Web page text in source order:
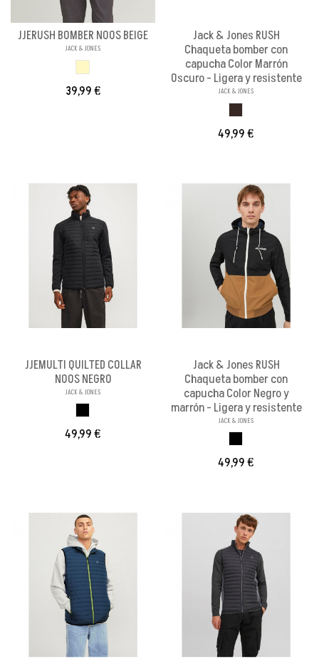
JJERUSH BOMBER NOOS BEIGE
JACK & JONES
39,99 €
Jack & Jones RUSH
Chaqueta bomber con
capucha Color Marrón
Oscuro - Ligera y resistente
JACK & JONES
49,99 €
JJEMULTI QUILTED COLLAR
NOOS NEGRO
JACK & JONES
49,99 €
Jack & Jones RUSH
Chaqueta bomber con
capucha Color Negro y
marrón - Ligera y resistente
JACK & JONES
49,99 €